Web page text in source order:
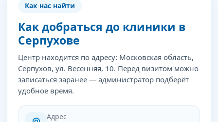
Как нас найти
Как добраться до клиники в
Серпухове
Центр находится по адресу: Московская область,
Серпухов, ул. Весенняя, 10. Перед визитом можно
записаться заранее — администратор подберёт
удобное время.
Адрес